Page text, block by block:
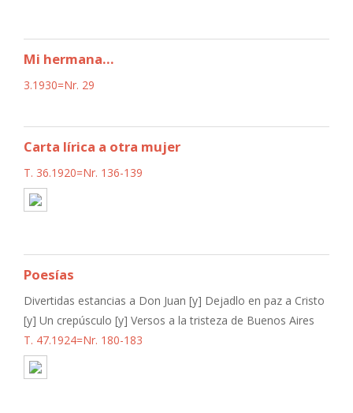
Mi hermana...
3.1930=Nr. 29
Carta lírica a otra mujer
T. 36.1920=Nr. 136-139
Poesías
Divertidas estancias a Don Juan [y] Dejadlo en paz a Cristo
[y] Un crepúsculo [y] Versos a la tristeza de Buenos Aires
T. 47.1924=Nr. 180-183